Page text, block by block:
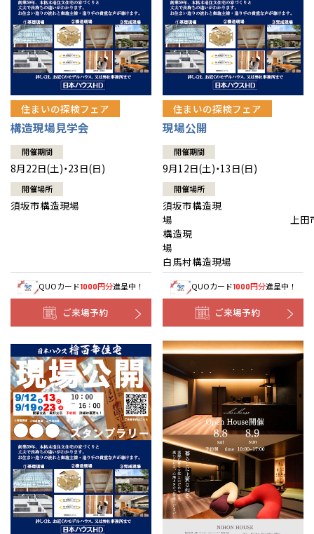
住まいの探検フェア
構造現場見学会
開催期間
8月22日(土)・23日(日)
開催場所
須坂市構造現場
QUOカード1000円分進呈中！
ご来場予約
住まいの探検フェア
現場公開
開催期間
9月12日(土)・13日(日)
開催場所
須坂市構造現
場 上田
構造現
白馬村構造現場
QUOカード1000円分進呈中！
ご来場予約